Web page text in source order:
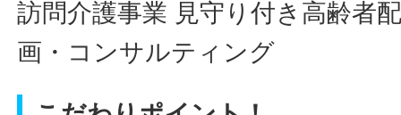
訪問介護事業 見守り付き高齢者
画・コンサルティング